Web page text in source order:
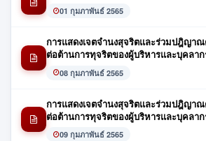
01 กุมภาพันธ์ 2565
การแสดงเจตจำนงสุจริตและร่วมปฎิญา
ต่อต้านการทุจริตของผู้บริหารและบุคลา
08 กุมภาพันธ์ 2565
การแสดงเจตจำนงสุจริตและร่วมปฎิญา
ต่อต้านการทุจริตของผู้บริหารและบุคลา
09 กุมภาพันธ์ 2565